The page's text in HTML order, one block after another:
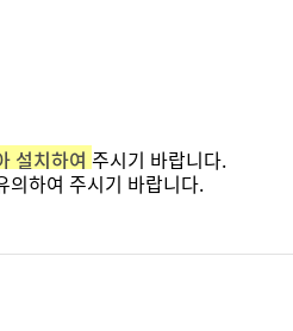
설치하여 주시기 바랍니다.
의하여 주시기 바랍니다.